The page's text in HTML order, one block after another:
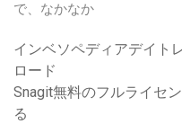
で、なかなか
インベソペディアデイト
ロード
Snagit無料のフルライセ
る